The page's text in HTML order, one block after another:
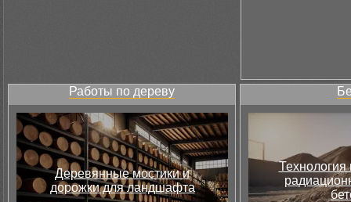
Работы по дереву
Деревянные мостики и
дорожки для ландшафта
Технология